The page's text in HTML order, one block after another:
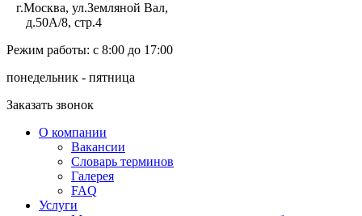
г.Москва, ул.Земляной Вал,
д.50А/8, стр.4
Режим работы: с 8:00 до 17:00
понедельник - пятница
Заказать звонок
О компании
Вакансии
Словарь терминов
Галерея
FAQ
Услуги